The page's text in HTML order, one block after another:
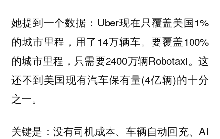
她提到一个数据：Uber现在只覆盖美国1%
的城市里程，用了14万辆车。要覆盖100%
的城市里程，只需要2400万辆Robotaxi。这
还不到美国现有汽车保有量(4亿辆)的十分
之一。
关键是：没有司机成本、车辆自动回充、AI